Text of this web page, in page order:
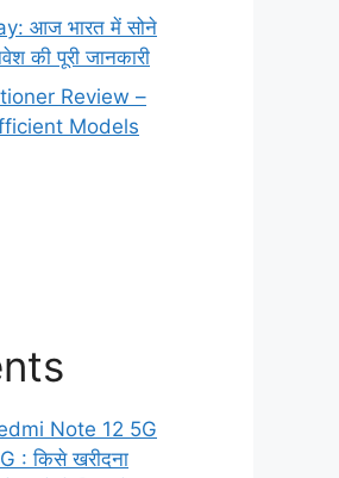
आज भारत में सोने
की पूरी जानकारी
Review –
Models
Note 12 5G
: किसे खरीदना